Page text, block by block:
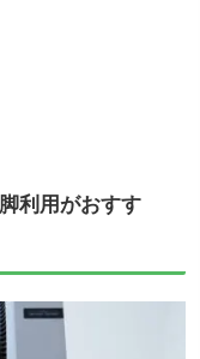
利用がおすす